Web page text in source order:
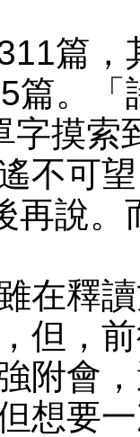
篇，
篇。
字摸索
不可
再說
釋讀
但，
附會
想要